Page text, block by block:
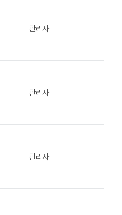
관리자
관리자
관리자